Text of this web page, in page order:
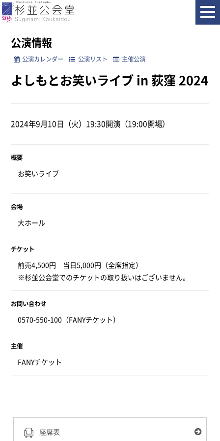
ホーム 公演情報 よしもとお笑いライブ in 荻窪 2024
公演情報
公演カレンダー 公演リスト 主催公演
よしもとお笑いライブ in 荻窪 2024
2024年9月10日（火）19:30開演（19:00開場）
概要
お笑いライブ
会場
大ホール
チケット
前売4,500円 当日5,000円（全席指定）
※杉並公会堂でのチケットの取り扱いはございません。
お問い合わせ
0570-550-100（FANYチケット）
主催
FANYチケット
座席表